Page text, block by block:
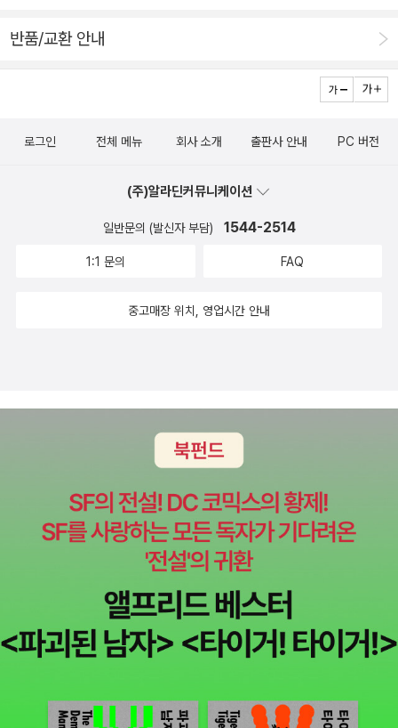
은 해버리면 될일이지. 하고 가볍게 생각했는데 이거 만만치가 않
다. 의외로 이책에 나온 사연(?)들이 별샘이 얘기해주는 작은 사
자니 자괴감이 몰려온다. 아 내 팔자야 이거야 원. 별선생님만 믿
반품/교환 안내
로그인 전체 메뉴 회사 소개 출판사 안내 PC 버전
(주)알라딘커뮤니케이션
일반문의 (발신자 부담) 1544-2514
1:1 문의 FAQ
중고매장 위치, 영업시간 안내